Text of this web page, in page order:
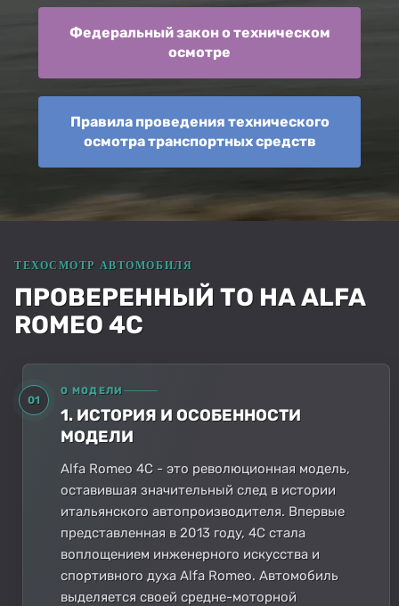
Федеральный закон о техническом
осмотре
Правила проведения технического
осмотра транспортных средств
ПРОВЕРЕННЫЙ ТО НА ALFA
ROMEO 4C
01
О МОДЕЛИ
1. ИСТОРИЯ И ОСОБЕННОСТИ
МОДЕЛИ
Alfa Romeo 4C - это революционная модель,
оставившая значительный след в истории
итальянского автопроизводителя. Впервые
представленная в 2013 году, 4C стала
воплощением инженерного искусства и
спортивного духа Alfa Romeo. Автомобиль
выделяется своей средне-моторной